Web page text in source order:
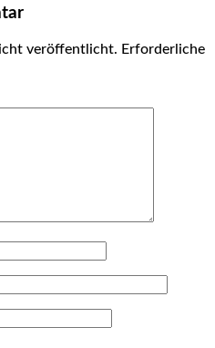
veröffentlicht. Erforderliche